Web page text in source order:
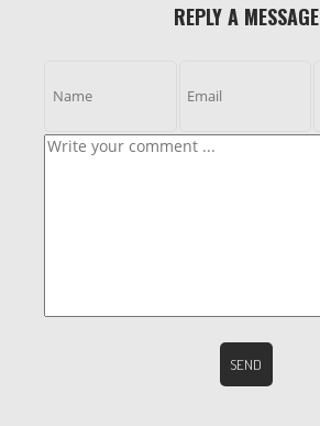
REPLY A MESSAGE